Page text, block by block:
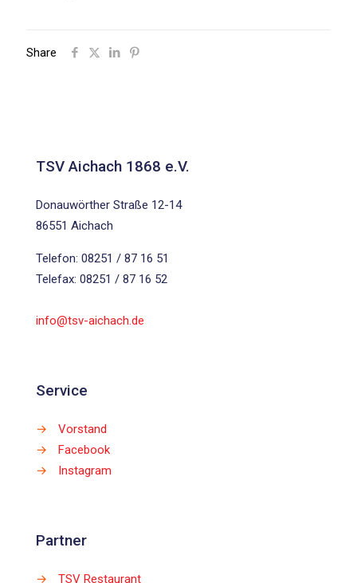
Share
TSV Aichach 1868 e.V.
Donauwörther Straße 12-14
86551 Aichach
Telefon: 08251 / 87 16 51
Telefax: 08251 / 87 16 52
info@tsv-aichach.de
Service
→
Vorstand
→
Facebook
→
Instagram
Partner
→ TSV Restaurant